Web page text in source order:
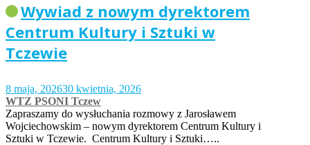
Wywiad z nowym dyrektorem
Centrum Kultury i Sztuki w
Tczewie
8 maja, 202630 kwietnia, 2026
WTZ PSONI Tczew
Zapraszamy do wysłuchania rozmowy z Jarosławem
Wojciechowskim – nowym dyrektorem Centrum Kultury i
Sztuki w Tczewie. Centrum Kultury i Sztuki…..